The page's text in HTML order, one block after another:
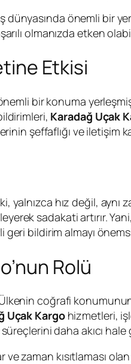
önemli bir yer
olmanızda etken
Etkisi
bir konuma
Karadağ Uçak
şeffaflığı ve iletişim
yalnızca hız değil,
sadakati artırır.
bildirim almayı
Rolü
coğrafi
Uçak Kargohizmetleri,
daha akıcı
zaman kısıtlaması